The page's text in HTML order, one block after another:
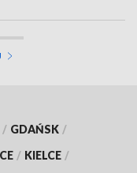
/ GDAŃSK /
/ KIELCE /